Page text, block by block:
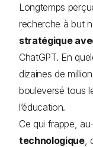
Longtemps
recherche à but
stratégique
ChatGPT. En
dizaines de
bouleversé tous
l’éducation.
Ce qui frappe,
technologique,